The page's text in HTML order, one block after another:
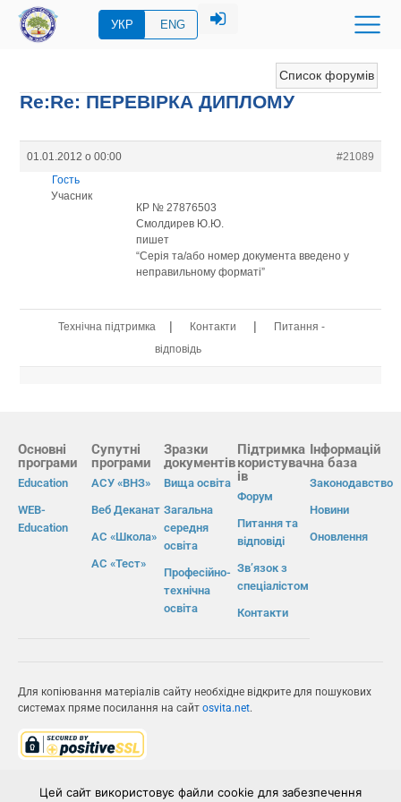
УКР ENG
Список форумів
Re:Re: ПЕРЕВIРКА ДИПЛОМУ
01.01.2012 о 00:00
#21089
Гость
Учасник
КР № 27876503
Смолдирев Ю.Ю.
пишет
“Серія та/або номер документа введено у
неправильному форматі”
Технічна підтримка | Контакти |
Питання -
відповідь
Основні
програми
Education
WEB-
Education
Супутні
програми
АСУ «ВНЗ»
Веб Деканат
АС «Школа»
АС «Тест»
Зразки
документів
Вища освіта
Загальна
середня
освіта
Професійно-
технічна
освіта
Підтримка
користувач
ів
Форум
Питання та
відповіді
Зв’язок з
спеціалістом
Контакти
Інформацій
на база
Законодавство
Новини
Оновлення
Для копіювання матеріалів сайту необхідне відкрите для пошукових
системах пряме посилання на сайт osvita.net.
Цей сайт використовує файли cookie для забезпечення